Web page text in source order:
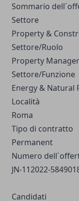
Sommario
Settore
Property &
Settore/Ruolo
Property Manager
Settore/Funzione
Energy & Natural
Località
Roma
Tipo di contratto
Permanent
Numero
JN-112022-
Candidati